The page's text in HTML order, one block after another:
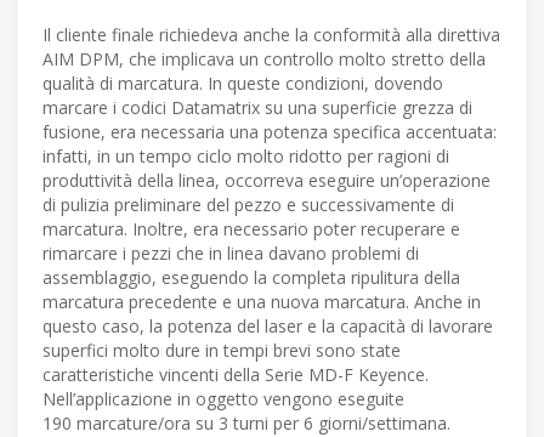
Il cliente finale richiedeva anche la conformità alla direttiva
AIM DPM, che implicava un controllo molto stretto della
qualità di marcatura. In queste condizioni, dovendo
marcare i codici Datamatrix su una superficie grezza di
fusione, era necessaria una potenza specifica accentuata:
infatti, in un tempo ciclo molto ridotto per ragioni di
produttività della linea, occorreva eseguire un’operazione
di pulizia preliminare del pezzo e successivamente di
marcatura. Inoltre, era necessario poter recuperare e
rimarcare i pezzi che in linea davano problemi di
assemblaggio, eseguendo la completa ripulitura della
marcatura precedente e una nuova marcatura. Anche in
questo caso, la potenza del laser e la capacità di lavorare
superfici molto dure in tempi brevi sono state
caratteristiche vincenti della Serie MD-F Keyence.
Nell’applicazione in oggetto vengono eseguite
190 marcature/ora su 3 turni per 6 giorni/settimana.